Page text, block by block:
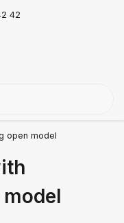
42
open model